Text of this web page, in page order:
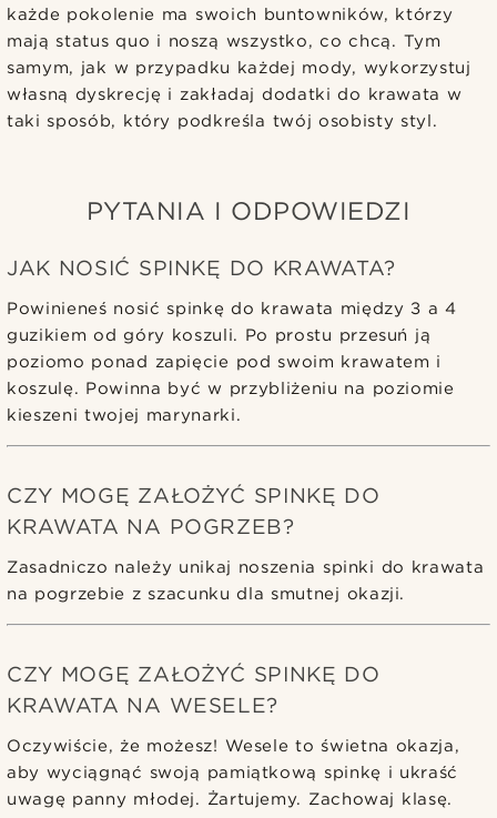
każde pokolenie ma swoich buntowników, którzy
mają status quo i noszą wszystko, co chcą. Tym
samym, jak w przypadku każdej mody, wykorzystuj
własną dyskrecję i zakładaj dodatki do krawata w
taki sposób, który podkreśla twój osobisty styl.
PYTANIA I ODPOWIEDZI
JAK NOSIĆ SPINKĘ DO KRAWATA?
Powinieneś nosić spinkę do krawata między 3 a 4
guzikiem od góry koszuli. Po prostu przesuń ją
poziomo ponad zapięcie pod swoim krawatem i
koszulę. Powinna być w przybliżeniu na poziomie
kieszeni twojej marynarki.
CZY MOGĘ ZAŁOŻYĆ SPINKĘ DO
KRAWATA NA POGRZEB?
Zasadniczo należy unikaj noszenia spinki do krawata
na pogrzebie z szacunku dla smutnej okazji.
CZY MOGĘ ZAŁOŻYĆ SPINKĘ DO
KRAWATA NA WESELE?
Oczywiście, że możesz! Wesele to świetna okazja,
aby wyciągnąć swoją pamiątkową spinkę i ukraść
uwagę panny młodej. Żartujemy. Zachowaj klasę.